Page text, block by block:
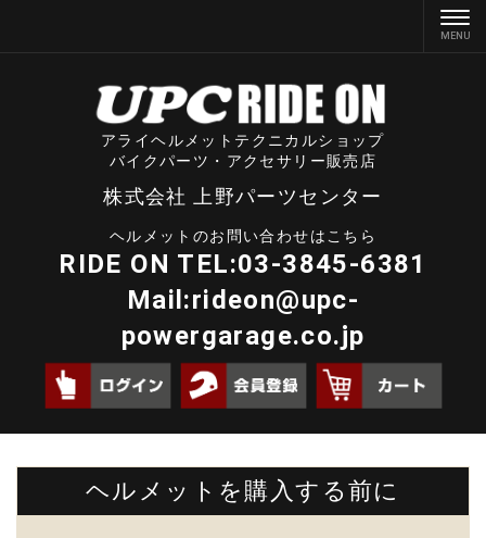
アライヘルメットテクニカルショップ
バイクパーツ・アクセサリー販売店
株式会社 上野パーツセンター
ヘルメットのお問い合わせはこちら
RIDE ON TEL:03-3845-6381
Mail:rideon@upc-
powergarage.co.jp
ヘルメットを購入する前に